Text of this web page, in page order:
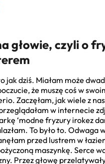
głowie, czyli o
jak dziś. Miałam może
że muszę coś w
Zaczęłam, jak wiele z
w internecie
‘modne fryzury irokez
To było to. Odwaga
przed lustrem w
maszynkę. Serce
Przez głowę